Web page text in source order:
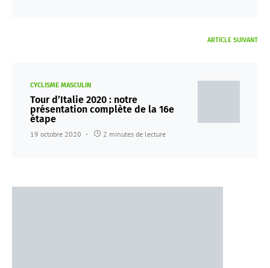
ARTICLE SUIVANT
CYCLISME MASCULIN
Tour d’Italie 2020 : notre
présentation complète de la 16e
étape
19 octobre 2020 2 minutes de lecture